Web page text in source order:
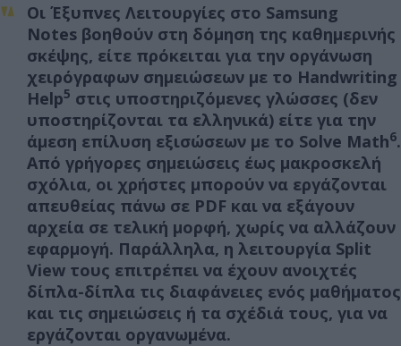
Οι Έξυπνες Λειτουργίες στο Samsung
Notes βοηθούν στη δόμηση της καθημερινής
σκέψης, είτε πρόκειται για την οργάνωση
χειρόγραφων σημειώσεων με το Handwriting
Help5 στις υποστηριζόμενες γλώσσες (δεν
υποστηρίζονται τα ελληνικά) είτε για την
άμεση επίλυση εξισώσεων με το Solve Math6.
Από γρήγορες σημειώσεις έως μακροσκελή
σχόλια, οι χρήστες μπορούν να εργάζονται
απευθείας πάνω σε PDF και να εξάγουν
αρχεία σε τελική μορφή, χωρίς να αλλάζουν
εφαρμογή. Παράλληλα, η λειτουργία Split
View τους επιτρέπει να έχουν ανοιχτές
δίπλα-δίπλα τις διαφάνειες ενός μαθήματος
και τις σημειώσεις ή τα σχέδιά τους, για να
εργάζονται οργανωμένα.